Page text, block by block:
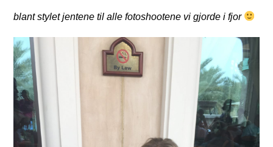
blant stylet jentene til alle fotoshootene vi gjorde i fjor